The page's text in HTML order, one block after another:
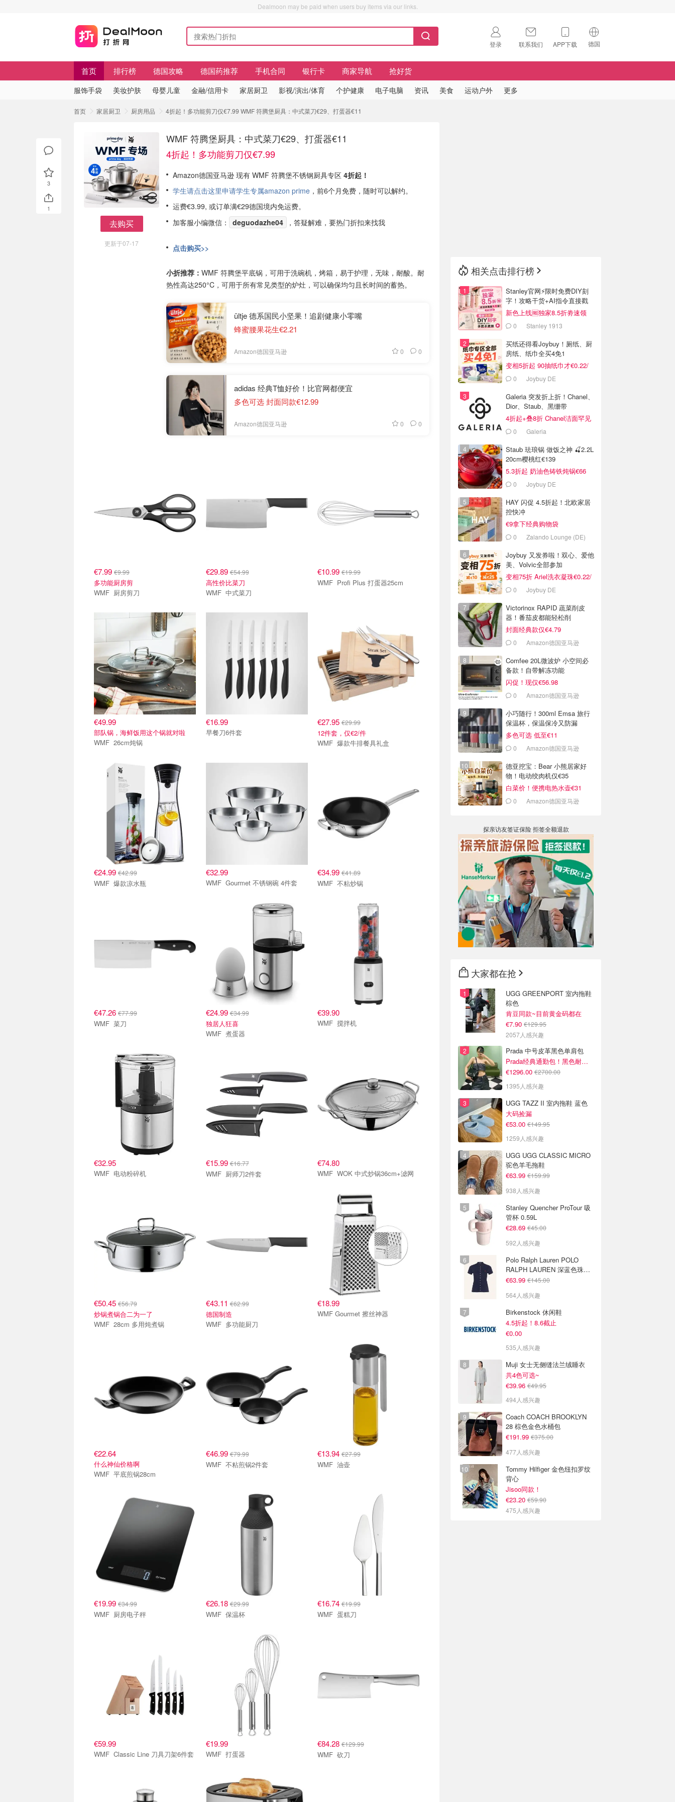
Dealmoon may be paid when users buy items via our links.
登录 联系我们 APP下载 德国
🇺🇸
首页 排行榜 德国攻略 德国药推荐 手机合同 银行卡 商家导航 抢好货
服饰手袋 美妆护肤 母婴儿童 金融/信用卡 家居厨卫 影视/演出/体育 个护健康 电子电脑 资讯 美食 运动户外 更多
首页 家居厨卫 厨房用品 4折起！多功能剪刀仅€7.99 WMF 符腾堡厨具：中式菜刀€29、打蛋器€11
去购买
更新于07-17
WMF 符腾堡厨具：中式菜刀€29、打蛋器€11
4折起！多功能剪刀仅€7.99
Amazon德国亚马逊 现有 WMF 符腾堡不锈钢厨具专区 4折起！
学生请点击这里申请学生专属amazon prime ，前6个月免费，随时可以解约。
运费€3.99, 或订单满€29德国境内免运费。
加客服小编微信：
deguodazhe04 ，答疑解难，要热门折扣来找我
点击购买>>
小折推荐： WMF 符腾堡平底锅，可用于洗碗机，烤箱，易于护理，无味，耐酸。耐
热性高达250°C，可用于所有常见类型的炉灶，可以确保均匀且长时间的蓄热。
ültje 德系国民小坚果！追剧健康小零嘴
蜂蜜腰果花生€2.21
Amazon德国亚马逊 0 0
adidas 经典T恤好价！比官网都便宜
多色可选 封面同款€12.99
Amazon德国亚马逊 0 0
€7.99 €9.99
多功能厨房剪
WMF 厨房剪刀
€29.89€54.99
高性价比菜刀
WMF 中式菜刀
€10.99 €19.99
WMF Profi Plus 打蛋器25cm
€49.99
部队锅，海鲜饭用这个锅就对啦
WMF 26cm炖锅
€16.99
早餐刀6件套
€27.95 €29.99
12件套，仅€2/件
WMF 爆款牛排餐具礼盒
€24.99 €42.99
WMF 爆款凉水瓶
€32.99
WMF Gourmet 不锈钢碗 4件套
€34.99 €41.89
WMF 不粘炒锅
€47.26 €77.99
WMF 菜刀
€24.99€34.99
独居人狂喜
WMF 煮蛋器
€39.90
WMF 搅拌机
€32.95
WMF 电动粉碎机
€15.99€16.77
WMF 厨师刀2件套
€74.80
WMF WOK 中式炒锅36cm+滤网
€50.45 €56.79
炒锅煮锅合二为一了
WMF 28cm 多用炖煮锅
€43.11€62.99
德国制造
WMF 多功能厨刀
€18.99
WMF Gourmet 擦丝神器
€22.64
什么神仙价格啊
WMF 平底煎锅28cm
€46.99€79.99
WMF 不粘煎锅2件套
€13.94 €27.99
WMF 油壶
€19.99 €34.99
WMF 厨房电子秤
€26.18€29.99
WMF 保温杯
€16.74 €19.99
WMF 蛋糕刀
€59.99
WMF Classic Line 刀具刀架6件套
€19.99
WMF 打蛋器
€84.28 €129.99
WMF 砍刀
3
1
相关点击排行榜
Stanley官网⚡️限时免费DIY刻
字！攻略干货+AI指令直接戳
新色上线🆓独家8.5折劵速领
0 Stanley 1913
买纸还得看Joybuy！厕纸、厨
房纸、纸巾全买4免1
变相5折起 90抽纸巾才€0.22/
包 0 Joybuy DE
Galeria 突发折上折！Chanel、
Dior、Staub、黑绷带
4折起+叠8折 Chanel洁面罕见
€430 Galeria
Staub 珐琅锅 做饭之神 🍒2.2L
20cm樱桃红€139
5.3折起 奶油色铸铁炖锅€66
0 Joybuy DE
HAY 闪促 4.5折起！北欧家居
控快冲
€9拿下经典购物袋
0 Zalando Lounge (DE)
Joybuy 又发券啦！双心、爱他
美、Volvic全部参加
变相75折 Ariel洗衣凝珠€0.22/
颗 0 Joybuy DE
Victorinox RAPID 蔬菜削皮
器！番茄皮都能轻松削
封面经典款仅€4.79
0 Amazon德国亚马逊
Comfee 20L微波炉 小空间必
备款！自带解冻功能
闪促！现仅€56.98
0 Amazon德国亚马逊
小巧随行！300ml Emsa 旅行
保温杯，保温保冷又防漏
多色可选 低至€11
0 Amazon德国亚马逊
德亚挖宝：Bear 小熊居家好
物！电动绞肉机仅€35
白菜价！便携电热水壶€31
0 Amazon德国亚马逊
探亲访友签证保险 拒签全额退款
大家都在抢
UGG GREENPORT 室内拖鞋
棕色
肯豆同款~目前黄金码都在
€7.90 €129.95
2057人感兴趣
Prada 中号皮革黑色单肩包
Prada经典通勤包！黑色耐看又百搭
€1296.00 €2700.00
1395人感兴趣
UGG TAZZ II 室内拖鞋 蓝色
大码捡漏
€53.00 €149.95
1259人感兴趣
UGG UGG CLASSIC MICRO
驼色羊毛拖鞋
€63.99 €159.99
938人感兴趣
Stanley Quencher ProTour 吸
管杯 0.59L
€28.69 €45.00
592人感兴趣
Polo Ralph Lauren POLO
RALPH LAUREN 深蓝色珠地
布 Polo衫
€63.99 €145.00
564人感兴趣
Birkenstock 休闲鞋
4.5折起！8.6截止
€0.00
535人感兴趣
Muji 女士无侧缝法兰绒睡衣
共4色可选~
€39.96 €49.95
494人感兴趣
Coach COACH BROOKLYN
28 棕色金色水桶包
€191.99 €375.00
477人感兴趣
Tommy Hilfiger 金色纽扣罗纹
背心
Jisoo同款！
€23.20 €59.90
475人感兴趣